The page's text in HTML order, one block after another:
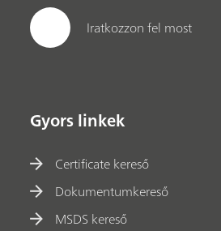
Iratkozzon fel most
Gyors linkek
Certificate kereső
Dokumentumkereső
MSDS kereső